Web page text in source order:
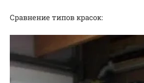
Сравнение типов красок: